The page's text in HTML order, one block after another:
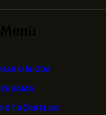
HAKKIMIZDA
ZEUGMA
FOTOĞRAFLAR